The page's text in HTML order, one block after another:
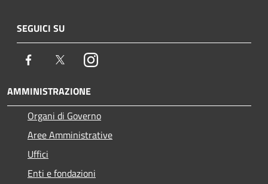
SEGUICI SU
Facebook TwitterInstagram
AMMINISTRAZIONE
Organi di Governo
Aree Amministrative
Uffici
Enti e fondazioni